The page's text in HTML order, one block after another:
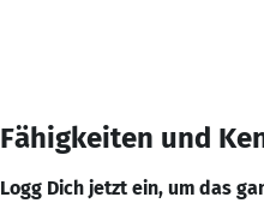
Fähigkeiten und
Logg Dich jetzt ein, um das